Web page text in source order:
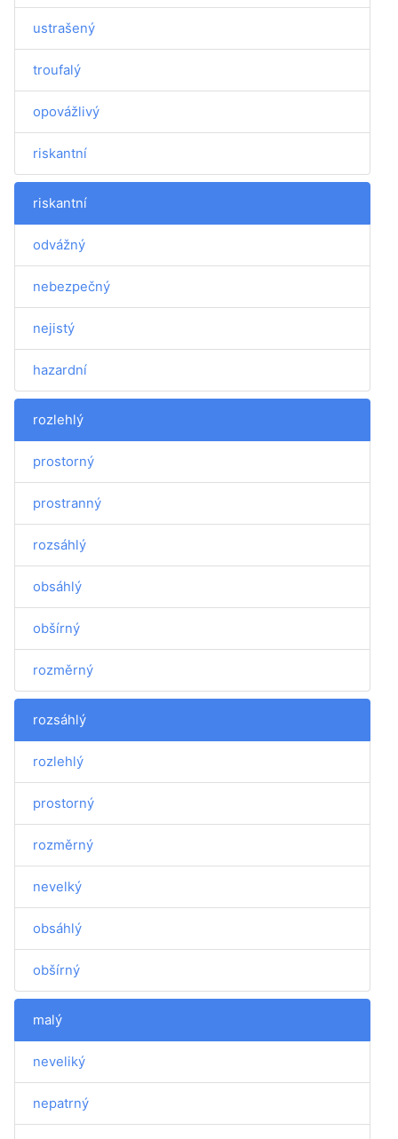
ustrašený
troufalý
opovážlivý
riskantní
riskantní
odvážný
nebezpečný
nejistý
hazardní
rozlehlý
prostorný
prostranný
rozsáhlý
obsáhlý
obšírný
rozměrný
rozsáhlý
rozlehlý
prostorný
rozměrný
nevelký
obsáhlý
obšírný
malý
neveliký
nepatrný